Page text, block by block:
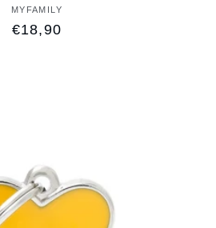
Fornitore:
MYFAMILY
Prezzo
€18,90